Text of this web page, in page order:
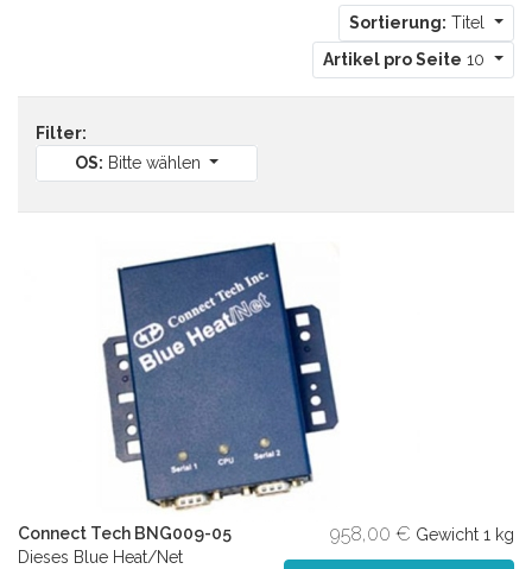
Sortierung: Titel
Artikel pro Seite 10
Filter:
OS: Bitte wählen
Connect Tech BNG009-05
Dieses Blue Heat/Net
958,00 € Gewicht 1 kg